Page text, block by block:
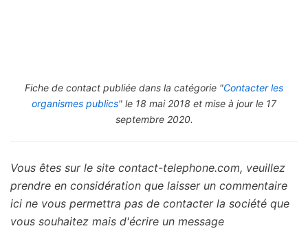
Fiche de contact publiée dans la catégorie "Contacter les
organismes publics" le 18 mai 2018 et mise à jour le 17
septembre 2020.
Vous êtes sur le site contact-telephone.com, veuillez
prendre en considération que laisser un commentaire
ici ne vous permettra pas de contacter la société que
vous souhaitez mais d'écrire un message